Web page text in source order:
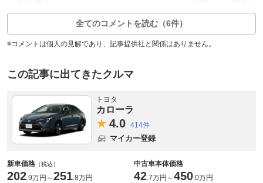
全てのコメントを読む（6件）
※コメントは個人の見解であり、記事提供社と関係はありません。
この記事に出てきたクルマ
トヨタ
カローラ
4.0 414件
マイカー登録
新車価格 （税込）
202.9万円 ～251.8万円
中古車本体価格
42.7万円 ～450.0万円